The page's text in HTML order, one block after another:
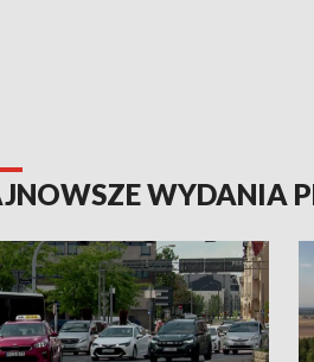
WYDANIA